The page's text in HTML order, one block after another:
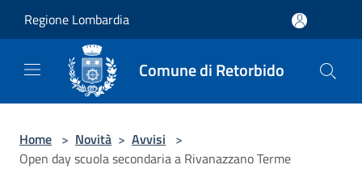
Regione Lombardia
Comune di Retorbido
Home > Novità > Avvisi >
Open day scuola secondaria a Rivanazzano Terme